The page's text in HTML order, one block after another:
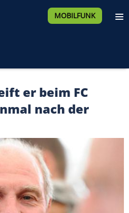
MOBILFUNK
er beim FC
nach der